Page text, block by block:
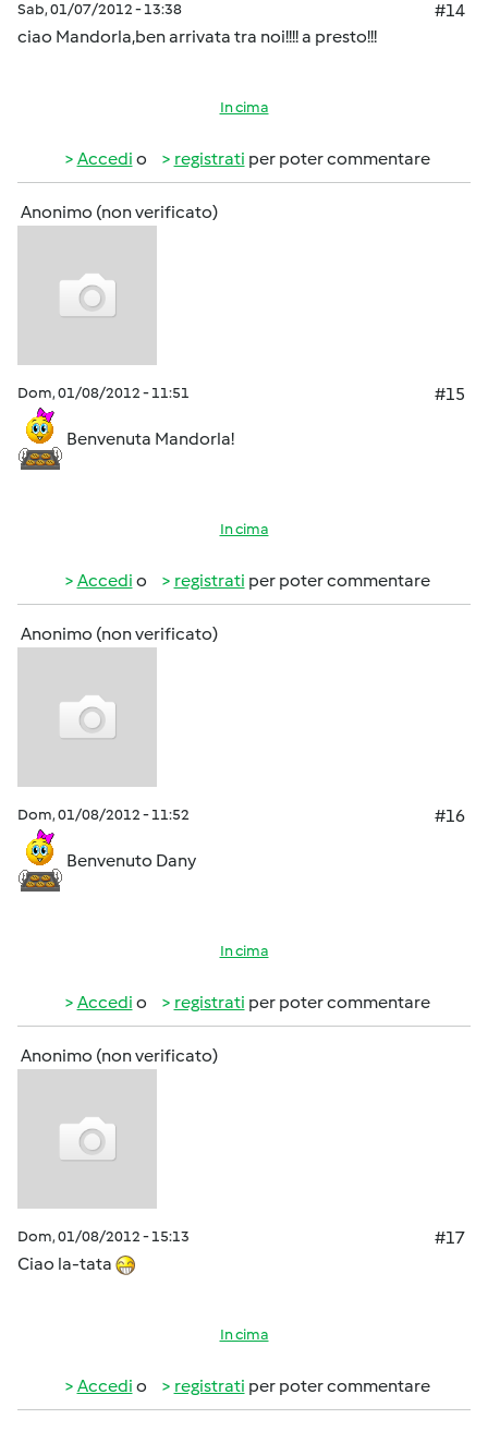
Sab, 01/07/2012 - 13:38
#14
ciao Mandorla,ben arrivata tra noi!!!! a presto!!!
In cima
Accedi o registrati per poter commentare
Anonimo (non verificato)
Dom, 01/08/2012 - 11:51 #15
Benvenuta Mandorla!
In cima
Accedi o registrati per poter commentare
Anonimo (non verificato)
Dom, 01/08/2012 - 11:52 #16
Benvenuto Dany
In cima
Accedi o registrati per poter commentare
Anonimo (non verificato)
Dom, 01/08/2012 - 15:13
#17
Ciao la-tata
In cima
Accedi o registrati per poter commentare